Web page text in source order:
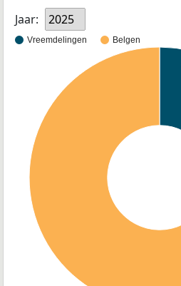
Jaar:
2025
Vreemdelingen Belgen